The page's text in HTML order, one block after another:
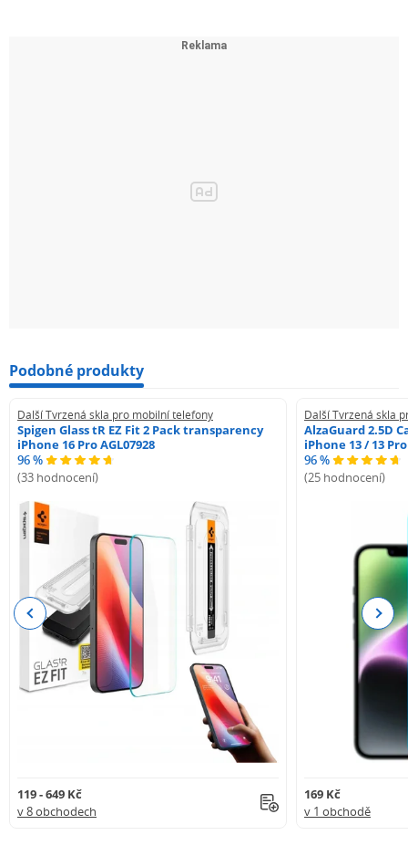
Podobné produkty
Další Tvrzená skla pro mobilní telefony
Spigen Glass tR EZ Fit 2 Pack transparency
iPhone 16 Pro AGL07928
96 %
(33 hodnocení)
119 - 649 Kč
v 8 obchodech
Další Tvrzená skla
AlzaGuard 2.5D
iPhone 13 / 13 Pro
96 %
(25 hodnocení)
169 Kč
v 1 obchodě
Previous Next